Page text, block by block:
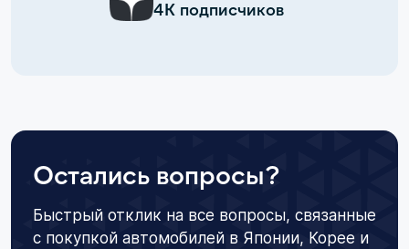
4К подписчиков
Остались вопросы?
Быстрый отклик на все вопросы, связанные
с покупкой автомобилей в Японии, Корее и